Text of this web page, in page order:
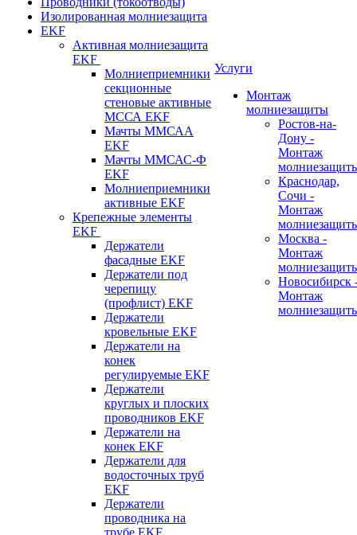
Изолированная молниезащита
EKF
Активная молниезащита
EKF
Молниеприемники
секционные
стеновые активные
МССА EKF
Мачты ММСАА
EKF
Мачты ММСАС-Ф
EKF
Молниеприемники
активные EKF
Крепежные элементы
EKF
Держатели
фасадные EKF
Держатели под
черепицу
(профлист) EKF
Держатели
кровельные EKF
Держатели на
конек
регулируемые EKF
Держатели
круглых и плоских
проводников EKF
Держатели на
конек EKF
Держатели для
водосточных труб
EKF
Держатели
проводника на
трубе EKF
Услуги
Монтаж
молниезащиты
Ростов-на-
Дону -
Монтаж
Краснодар,
Сочи -
Монтаж
Москва -
Монтаж
Новосибирск
Монтаж